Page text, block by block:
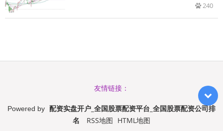
240
友情链接：
Powered by 配资实盘开户_全国股票配资平台_全国股票配资公司排
名
RSS地图 HTML地图